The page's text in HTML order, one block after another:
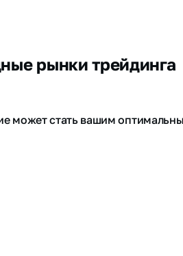
рынки трейдинга
может стать вашим